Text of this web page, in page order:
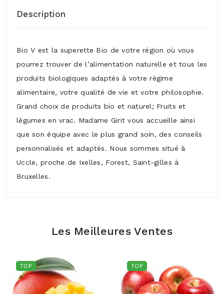
Description
Bio V est la superette Bio de votre région où vous
pourrez trouver de l’alimentation naturelle et tous les
produits biologiques adaptés à votre régime
alimentaire, votre qualité de vie et votre philosophie.
Grand choix de produits bio et naturel; Fruits et
légumes en vrac. Madame Girit vous accueille ainsi
que son équipe avec le plus grand soin, des conseils
personnalisés et adaptés. Nous sommes situé à
Uccle, proche de Ixelles, Forest, Saint-gilles à
Bruxelles.
Les Meilleures Ventes
TOP TOP